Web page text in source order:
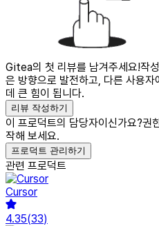
Gitea의 첫 리뷰를 남겨주세요!작
은 방향으로 발전하고, 다른 사용
데 큰 힘이 됩니다.
리뷰 작성하기
이 프로덕트의 담당자이신가요?권
작해 보세요.
프로덕트 관리하기
관련 프로덕트
Cursor
4.35(33)